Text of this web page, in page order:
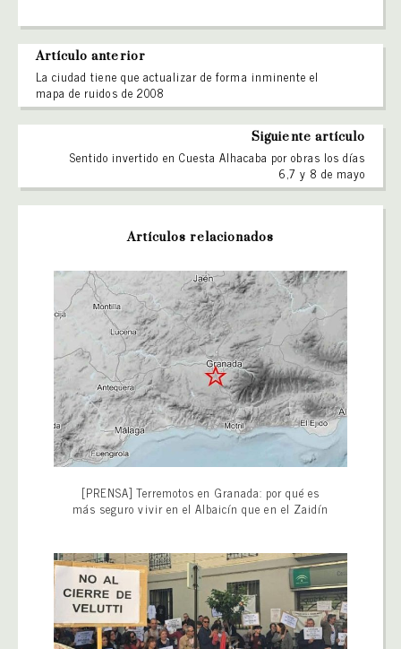
Artículo anterior
La ciudad tiene que actualizar de forma inminente el
mapa de ruidos de 2008
Siguiente artículo
Sentido invertido en Cuesta Alhacaba por obras los días
6,7 y 8 de mayo
Artículos relacionados
[PRENSA] Terremotos en Granada: por qué es
más seguro vivir en el Albaicín que en el Zaidín